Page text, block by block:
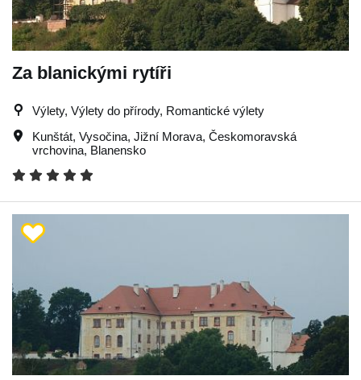
Za blanickými rytíři
Výlety, Výlety do přírody, Romantické výlety
Kunštát, Vysočina, Jižní Morava, Českomoravská
vrchovina, Blanensko